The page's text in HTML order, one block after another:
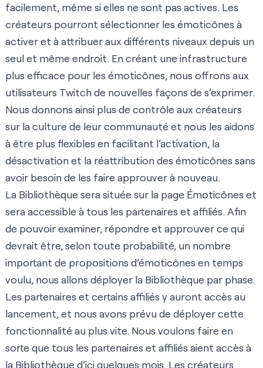
facilement, même si elles ne sont pas actives. Les
créateurs pourront sélectionner les émoticônes à
activer et à attribuer aux différents niveaux depuis un
seul et même endroit. En créant une infrastructure
plus efficace pour les émoticônes, nous offrons aux
utilisateurs Twitch de nouvelles façons de s’exprimer.
Nous donnons ainsi plus de contrôle aux créateurs
sur la culture de leur communauté et nous les aidons
à être plus flexibles en facilitant l’activation, la
désactivation et la réattribution des émoticônes sans
avoir besoin de les faire approuver à nouveau.
La Bibliothèque sera située sur la page Émoticônes et
sera accessible à tous les partenaires et affiliés. Afin
de pouvoir examiner, répondre et approuver ce qui
devrait être, selon toute probabilité, un nombre
important de propositions d’émoticônes en temps
voulu, nous allons déployer la Bibliothèque par phase.
Les partenaires et certains affiliés y auront accès au
lancement, et nous avons prévu de déployer cette
fonctionnalité au plus vite. Nous voulons faire en
sorte que tous les partenaires et affiliés aient accès à
la Bibliothèque d’ici quelques mois. Les créateurs